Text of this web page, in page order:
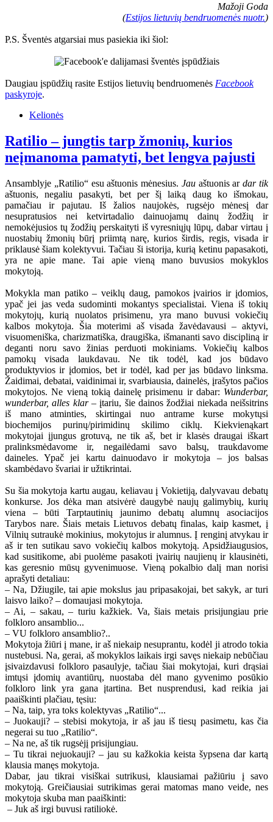
Mažoji Goda
(Estijos lietuvių bendruomenės nuotr.)
P.S. Šventės atgarsiai mus pasiekia iki šiol:
Daugiau įspūdžių rasite Estijos lietuvių bendruomenės Facebook
paskyroje.
Kelionės
Ratilio – jungtis tarp žmonių, kurios
neįmanoma pamatyti, bet lengva pajusti
Ansamblyje „Ratilio“ esu aštuonis mėnesius. Jauaštuonis ardar tik
aštuonis, negaliu pasakyti, bet per šį laiką daug ko išmokau,
pamačiau ir pajutau. Iš žalios naujokės, rugsėjo mėnesį dar
nesupratusios nei ketvirtadalio dainuojamų dainų žodžių ir
nemokėjusios tų žodžių perskaityti iš vyresniųjų lūpų, dabar virtau į
nuostabių žmonių būrį priimtą narę, kurios širdis, regis, visada ir
priklausė šiam kolektyvui. Tačiau ši istorija, kurią ketinu papasakoti,
yra ne apie mane. Tai apie vieną mano buvusios mokyklos
mokytoją.
Mokykla man patiko – veiklų daug, pamokos įvairios ir įdomios,
ypač jei jas veda sudominti mokantys specialistai. Viena iš tokių
mokytojų, kurią nuolatos prisimenu, yra mano buvusi vokiečių
kalbos mokytoja. Šia moterimi aš visada žavėdavausi – aktyvi,
visuomeniška, charizmatiška, draugiška, išmananti savo discipliną ir
deganti noru savo žinias perduoti mokiniams. Vokiečių kalbos
pamokų visada laukdavau. Ne tik todėl, kad jos būdavo
produktyvios ir įdomios, bet ir todėl, kad per jas būdavo linksma.
Žaidimai, debatai, vaidinimai ir, svarbiausia, dainelės, įrašytos pačios
mokytojos. Ne vieną tokią dainelę prisimenu ir dabar: Wunderbar,
wunderbar, alles klar– įtariu, šie dainos žodžiai niekada neišsitrins
iš mano atminties, skirtingai nuo antrame kurse mokytųsi
biochemijos purinų/pirimidinų skilimo ciklų. Kiekvienąkart
mokytojai įjungus grotuvą, ne tik aš, bet ir klasės draugai iškart
pralinksmėdavome ir, negailėdami savo balsų, traukdavome
daineles. Ypač jei kartu dainuodavo ir mokytoja – jos balsas
skambėdavo švariai ir užtikrintai.
Su šia mokytoja kartu augau, keliavau į Vokietiją, dalyvavau debatų
konkurse. Jos dėka man atsivėrė daugybė naujų galimybių, kurių
viena – būti Tarptautinių jaunimo debatų alumnų asociacijos
Tarybos nare. Šiais metais Lietuvos debatų finalas, kaip kasmet, į
Vilnių sutraukė mokinius, mokytojus ir alumnus. Į renginį atvykau ir
aš ir ten sutikau savo vokiečių kalbos mokytoją. Apsidžiaugusios,
kad susitikome, abi puolėme pasakoti įvairių naujienų ir klausinėti,
kas geresnio mūsų gyvenimuose. Vieną pokalbio dalį man norisi
aprašyti detaliau:
– Na, Džiugile, tai apie mokslus jau pripasakojai, bet sakyk, ar turi
laisvo laiko? – domaujasi mokytoja.
– Ai, – sakau, – turiu kažkiek. Va, šiais metais prisijungiau prie
folkloro ansamblio...
– VU folkloro ansamblio?..
Mokytoja žiūri į mane, ir aš niekaip nesuprantu, kodėl ji atrodo tokia
nustebusi. Na, gerai, aš mokyklos laikais irgi savęs niekaip nebūčiau
įsivaizdavusi folkloro pasaulyje, tačiau šiai mokytojai, kuri drąsiai
imtųsi įdomių avantiūrų, nuostaba dėl mano gyvenimo posūkio
folkloro link yra gana įtartina. Bet nusprendusi, kad reikia jai
paaiškinti plačiau, tęsiu:
– Na, taip, yra toks kolektyvas „Ratilio“...
– Juokauji? – stebisi mokytoja, ir aš jau iš tiesų pasimetu, kas čia
negerai su tuo „Ratilio“.
– Na ne, aš tik rugsėjį prisijungiau.
– Tu tikrai nejuokauji? – jau su kažkokia keista šypsena dar kartą
klausia manęs mokytoja.
Dabar, jau tikrai visiškai sutrikusi, klausiamai pažiūriu į savo
mokytoją. Greičiausiai sutrikimas gerai matomas mano veide, nes
mokytoja skuba man paaiškinti:
– Juk aš irgi buvusi ratiliokė.